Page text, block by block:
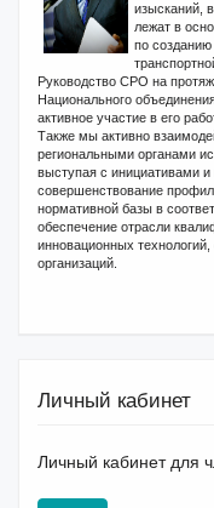
изысканий,
лежат в
по
Руководство СРО на
Национального
активное участие в его
Также мы активно
региональными органами
выступая с инициативами
совершенствование
нормативной базы в
обеспечение отрасли
инновационных
организаций.
Личный кабинет
Личный кабинет для